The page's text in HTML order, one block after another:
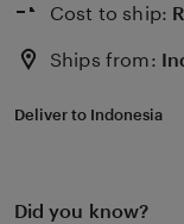
Cost to ship:
Ships from:
Deliver to Indonesia
Did you know?